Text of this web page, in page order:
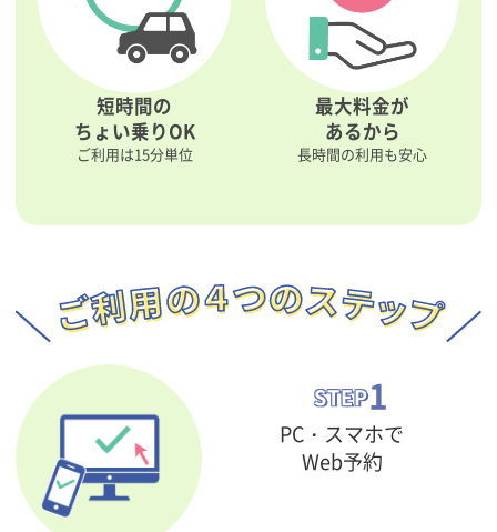
短時間の
ちょい乗りOK
ご利用は15分単位
最大料金が
あるから
長時間の利用も安心
STEP1
PC・スマホで
Web予約